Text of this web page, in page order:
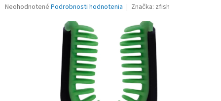
Priemerné
Neohodnotené Podrobnosti hodnotenia Značka: zfish